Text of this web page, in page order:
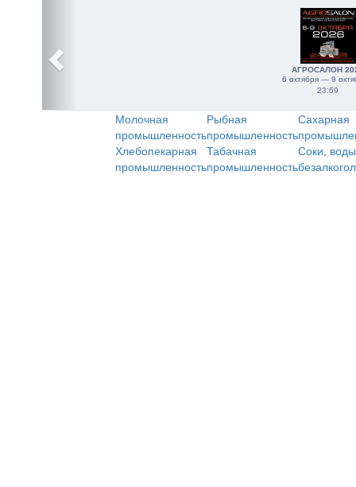
АГРОСАЛОН
6 октября — 9
23:59
Молочная
промышленность
Рыбная
промышленность
Сахарная
Хлебопекарная
промышленность
Табачная
промышленность
Соки,